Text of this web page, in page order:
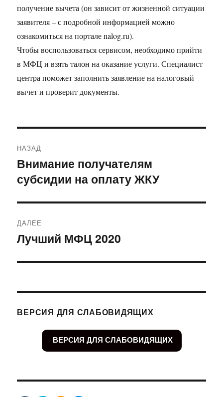
получение вычета (он зависит от жизненной ситуации
заявителя – с подробной информацией можно
ознакомиться на портале nalog.ru).
Чтобы воспользоваться сервисом, необходимо прийти
в МФЦ и взять талон на оказание услуги. Специалист
центра поможет заполнить заявление на налоговый
вычет и проверит документы.
по
записям
НАЗАД
Предыдущая
запись:
Внимание получателям
субсидии на оплату ЖКУ
ДАЛЕЕ
Следующая
Лучший МФЦ 2020
ВЕРСИЯ ДЛЯ СЛАБОВИДЯЩИХ
ВЕРСИЯ ДЛЯ СЛАБОВИДЯЩИХ